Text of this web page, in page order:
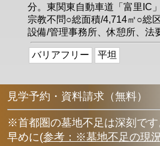
分。東関東自動車道「富里IC
宗教不問○総面積/4,714㎡○総
設備/管理事務所、休憩所、法
バリアフリー 平坦
見学予約・資料請求（無料）
※首都圏の墓地不足は深刻で
早めに(参考：※墓地不足の現